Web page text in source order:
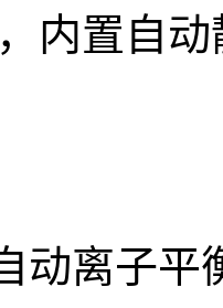
内置自
动离子